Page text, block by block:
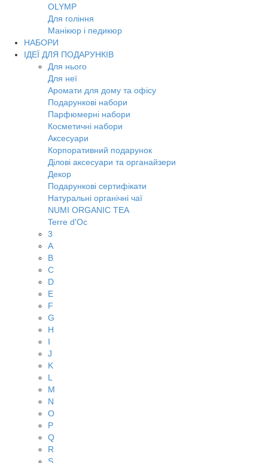
OLYMP
Для гоління
Манікюр і педикюр
НАБОРИ
ІДЕЇ ДЛЯ ПОДАРУНКІВ
Для нього
Для неї
Аромати для дому та офісу
Подарункові набори
Парфюмерні набори
Косметичні набори
Аксесуари
Корпоративний подарунок
Ділові аксесуари та органайзери
Декор
Подарункові сертифікати
Натуральні органічні чаї
NUMI ORGANIC TEA
Terre d'Oc
3
A
B
C
D
E
F
G
H
I
J
K
L
M
N
O
P
Q
R